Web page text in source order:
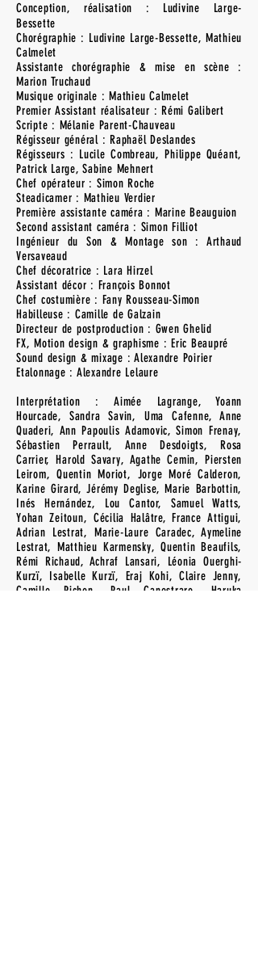
Conception, réalisation : Ludivine Large-
Bessette
Chorégraphie : Ludivine Large-Bessette, Mathieu
Calmelet
Assistante chorégraphie & mise en scène :
Marion Truchaud
Musique originale : Mathieu Calmelet
Premier Assistant réalisateur : Rémi Galibert
Scripte : Mélanie Parent-Chauveau
Régisseur général : Raphaël Deslandes
Régisseurs : Lucile Combreau, Philippe Quéant,
Patrick Large, Sabine Mehnert
Chef opérateur : Simon Roche
Steadicamer : Mathieu Verdier
Première assistante caméra : Marine Beauguion
Second assistant caméra : Simon Filliot
Ingénieur du Son & Montage son : Arthaud
Versaveaud
Chef décoratrice : Lara Hirzel
Assistant décor : François Bonnot
Chef costumière : Fany Rousseau-Simon
Habilleuse : Camille de Galzain
Directeur de postproduction : Gwen Ghelid
FX, Motion design & graphisme : Eric Beaupré
Sound design & mixage : Alexandre Poirier
Etalonnage : Alexandre Lelaure
Interprétation : Aimée Lagrange, Yoann
Hourcade, Sandra Savin, Uma Cafenne, Anne
Quaderi, Ann Papoulis Adamovic, Simon Frenay,
Sébastien Perrault, Anne Desdoigts, Rosa
Carrier, Harold Savary, Agathe Cemin, Piersten
Leirom, Quentin Moriot, Jorge Moré Calderon,
Karine Girard, Jérémy Deglise, Marie Barbottin,
Inés Hernández, Lou Cantor, Samuel Watts,
Yohan Zeitoun, Cécilia Halâtre, France Attigui,
Adrian Lestrat, Marie-Laure Caradec, Aymeline
Lestrat, Matthieu Karmensky, Quentin Beaufils,
Rémi Richaud, Achraf Lansari, Léonia Ouerghi-
Kurzï, Isabelle Kurzï, Eraj Kohi, Claire Jenny,
Camille Pichon, Paul Canestraro, Haruka